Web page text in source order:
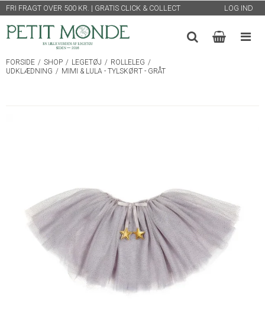
FRI FRAGT OVER 500 KR. | GRATIS CLICK & COLLECT LOG IND
FORSIDE / SHOP / LEGETØJ / ROLLELEG /
UDKLÆDNING / MIMI & LULA - TYLSKØRT - GRÅT